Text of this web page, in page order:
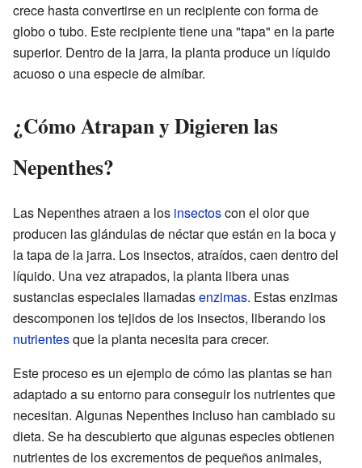
crece hasta convertirse en un recipiente con forma de
globo o tubo. Este recipiente tiene una "tapa" en la parte
superior. Dentro de la jarra, la planta produce un líquido
acuoso o una especie de almíbar.
¿Cómo Atrapan y Digieren las
Nepenthes?
Las Nepenthes atraen a los insectoscon el olor que
producen las glándulas de néctar que están en la boca y
la tapa de la jarra. Los insectos, atraídos, caen dentro del
líquido. Una vez atrapados, la planta libera unas
sustancias especiales llamadasenzimas. Estas enzimas
descomponen los tejidos de los insectos, liberando los
nutrientesque la planta necesita para crecer.
Este proceso es un ejemplo de cómo las plantas se han
adaptado a su entorno para conseguir los nutrientes que
necesitan. Algunas Nepenthes incluso han cambiado su
dieta. Se ha descubierto que algunas especies obtienen
nutrientes de los excrementos de pequeños animales,